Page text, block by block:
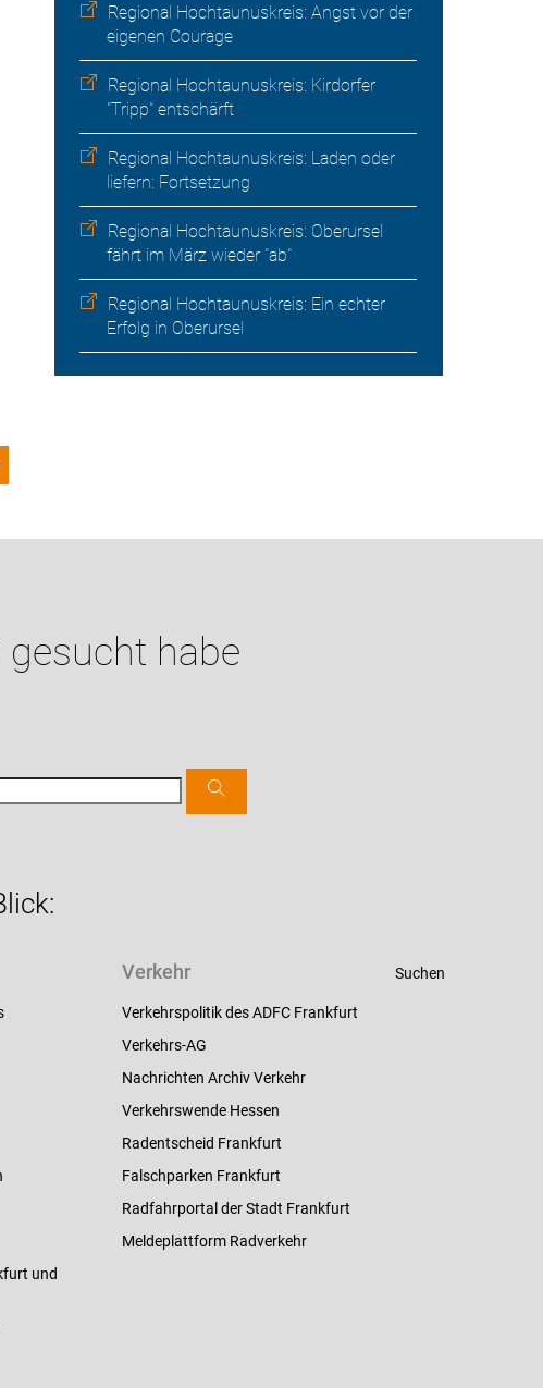
Regional Hochtaunuskreis: Angst vor der
eigenen Courage
Regional Hochtaunuskreis: Kirdorfer
"Tripp" entschärft
Regional Hochtaunuskreis: Laden oder
liefern: Fortsetzung
Regional Hochtaunuskreis: Oberursel
fährt im März wieder "ab"
Regional Hochtaunuskreis: Ein echter
Erfolg in Oberursel
habe
und
Verkehr
Verkehrspolitik des ADFC Frankfurt
Verkehrs-AG
Nachrichten Archiv Verkehr
Verkehrswende Hessen
Radentscheid Frankfurt
Falschparken Frankfurt
Radfahrportal der Stadt Frankfurt
Meldeplattform Radverkehr
Suchen